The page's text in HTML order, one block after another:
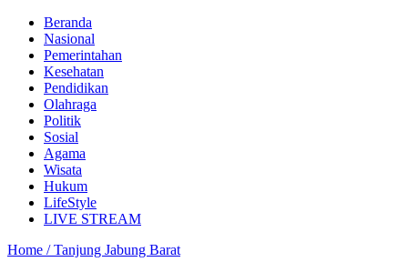
Beranda
Nasional
Pemerintahan
Kesehatan
Pendidikan
Olahraga
Politik
Sosial
Agama
Wisata
Hukum
LifeStyle
LIVE STREAM
Home /Tanjung Jabung Barat